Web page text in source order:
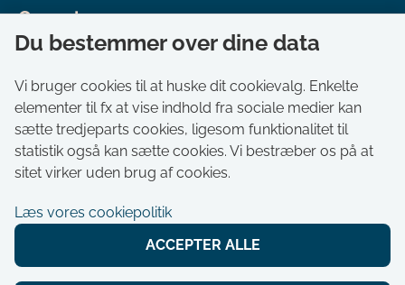
Genveje
Om kommunen
Aktuelt
Akut hjælp
Bestil tid i Borgerservice
Ledige stillinger
Selvbetjening
Du bestemmer over dine data
Vi bruger cookies til at huske dit cookievalg. Enkelte
elementer til fx at vise indhold fra sociale medier kan
sætte tredjeparts cookies, ligesom funktionalitet til
statistik også kan sætte cookies. Vi bestræber os på at
sitet virker uden brug af cookies.
Læs vores cookiepolitik
ACCEPTER ALLE